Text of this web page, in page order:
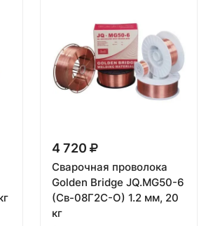
4 720
Сварочная проволока
Golden Bridge JQ.MG50-6
(Св-08Г2С-О) 1.2 мм, 20
кг